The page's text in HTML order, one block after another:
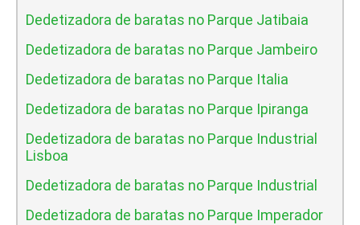
Dedetizadora de baratas no Parque Jatibaia
Dedetizadora de baratas no Parque Jambeiro
Dedetizadora de baratas no Parque Italia
Dedetizadora de baratas no Parque Ipiranga
Dedetizadora de baratas no Parque Industrial
Lisboa
Dedetizadora de baratas no Parque Industrial
Dedetizadora de baratas no Parque Imperador